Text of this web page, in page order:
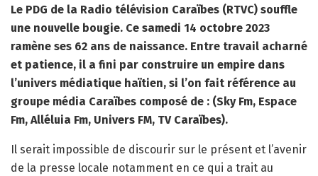
Le PDG de la Radio télévision Caraïbes (RTVC) souffle
une nouvelle bougie. Ce samedi 14 octobre 2023
ramène ses 62 ans de naissance. Entre travail acharné
et patience, il a fini par construire un empire dans
l’univers médiatique haïtien, si l’on fait référence au
groupe média Caraïbes composé de : (Sky Fm, Espace
Fm, Alléluia Fm, Univers FM, TV Caraïbes).
Il serait impossible de discourir sur le présent et l’avenir
de la presse locale notamment en ce qui a trait au